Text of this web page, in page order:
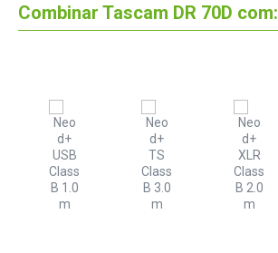
Combinar Tascam DR 70D com: